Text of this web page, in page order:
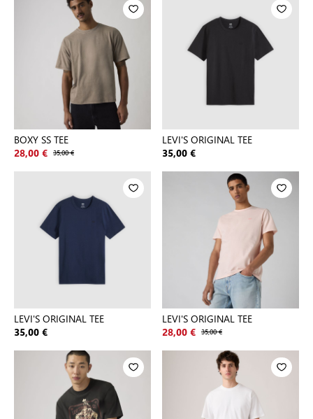
BOXY SS TEE
28,00 € 35,00 €
LEVI'S ORIGINAL TEE
35,00 €
LEVI'S ORIGINAL TEE
35,00 €
LEVI'S ORIGINAL TEE
28,00 € 35,00 €